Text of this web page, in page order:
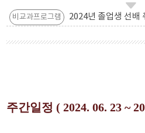
비교과프로그램 2024년 졸업생 선배
주간일정 ( 2024. 06. 23 ~